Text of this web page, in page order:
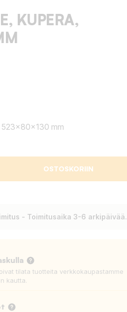
KUPERA,
523x80x130 mm
OSTOSKORIIN
- Toimitusaika 3-6 arkipäivää.
tilata tuotteita verkkokaupastamme
kautta.